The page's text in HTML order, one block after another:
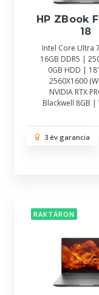
HP ZBook
18
Intel Core Ultra
16GB DDR5 |
0GB HDD |
2560X1600
NVIDIA RTX
Blackwell 8GB |
3 év garancia
RAKTÁRON